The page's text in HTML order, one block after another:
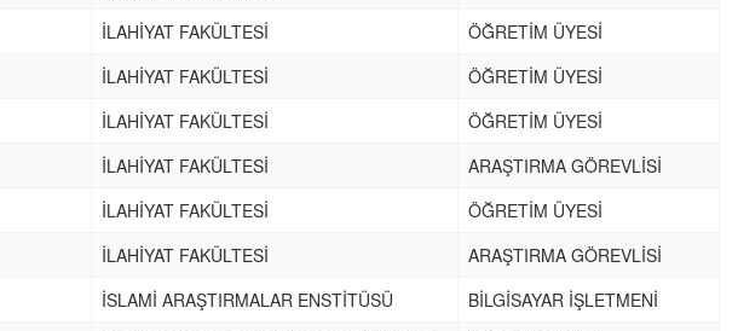
İLAHİYAT FAKÜLTESİ
ÖĞRETİM ÜYESİ
İLAHİYAT FAKÜLTESİ
ÖĞRETİM ÜYESİ
İLAHİYAT FAKÜLTESİ
ÖĞRETİM ÜYESİ
İLAHİYAT FAKÜLTESİ
ARAŞTIRMA GÖREVLİSİ
İLAHİYAT FAKÜLTESİ
ÖĞRETİM ÜYESİ
İLAHİYAT FAKÜLTESİ
ARAŞTIRMA GÖREVLİSİ
İSLAMİ ARAŞTIRMALAR ENSTİTÜSÜ
BİLGİSAYAR İŞLETMENİ